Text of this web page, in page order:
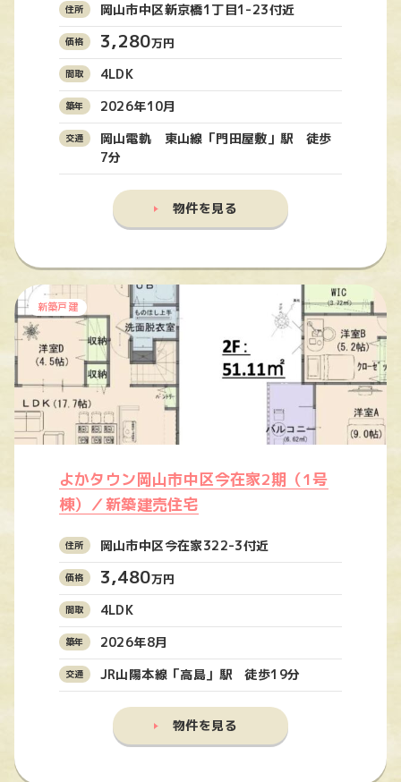
岡山市中区新京橋1丁目1-23付近
3,280万円
4LDK
2026年10月
岡山電軌 東山線「門田屋敷」駅 徒歩
7分
物件を見る
新築戸建
よかタウン岡山市中区今在家2期（1号
棟）／新築建売住宅
岡山市中区今在家322-3付近
3,480万円
4LDK
2026年8月
JR山陽本線「高島」駅 徒歩19分
物件を見る